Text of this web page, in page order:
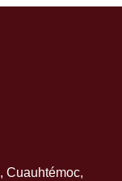
Cuauhtémoc,